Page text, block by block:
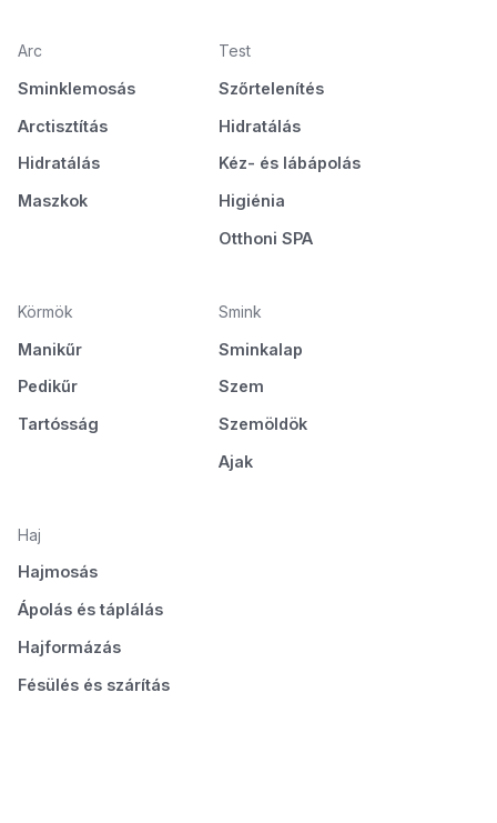
Arc
Sminklemosás
Arctisztítás
Hidratálás
Maszkok
Test
Szőrtelenítés
Hidratálás
Kéz- és lábápolás
Higiénia
Otthoni SPA
Körmök
Manikűr
Pedikűr
Tartósság
Smink
Sminkalap
Szem
Szemöldök
Ajak
Haj
Hajmosás
Ápolás és táplálás
Hajformázás
Fésülés és szárítás